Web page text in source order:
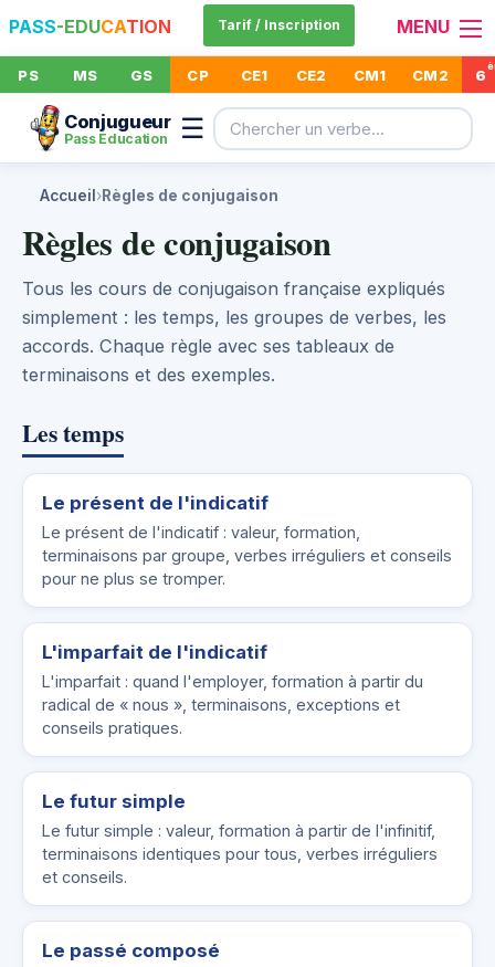
PASS-EDUCATION Tarif / Inscription MENU
PS MS GS CP CE1 CE2 CM1 CM2 6
Conjugueur
Pass Éducation ☰
Accueil ›Règles de conjugaison
Règles de conjugaison
Tous les cours de conjugaison française expliqués
simplement : les temps, les groupes de verbes, les
accords. Chaque règle avec ses tableaux de
terminaisons et des exemples.
Les temps
Le présent de l'indicatif
Le présent de l'indicatif : valeur, formation,
terminaisons par groupe, verbes irréguliers et conseils
pour ne plus se tromper.
L'imparfait de l'indicatif
L'imparfait : quand l'employer, formation à partir du
radical de « nous », terminaisons, exceptions et
conseils pratiques.
Le futur simple
Le futur simple : valeur, formation à partir de l'infinitif,
terminaisons identiques pour tous, verbes irréguliers
et conseils.
Le passé composé